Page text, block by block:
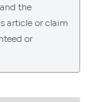
the
article or claim
or